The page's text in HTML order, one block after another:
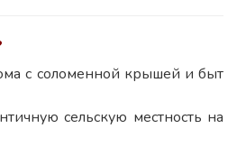
с соломенной крышей и быт
сельскую местность на